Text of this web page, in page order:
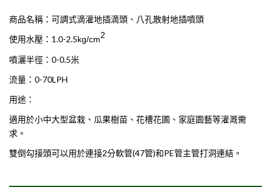
商品名稱：可調式滴灌地插滴頭、八孔散射地插噴頭
使用水壓：1.0-2.5kg/cm2
噴灑半徑：0-0.5米
流量：0-70LPH
用途：
適用於小中大型盆栽、瓜果樹苗、花槽花圃、家庭園藝等灌溉需
求。
雙倒勾接頭可以用於連接2分軟管(47管)和PE管主管打洞連結。